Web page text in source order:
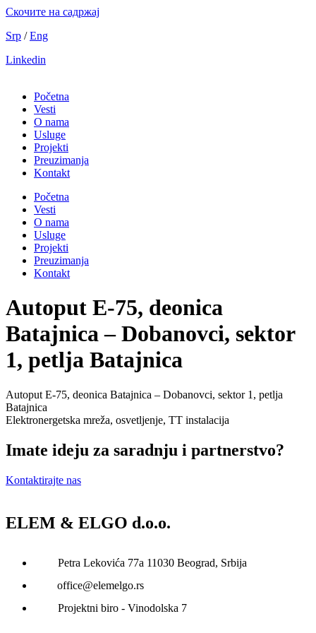
Скочите на садржај
Srp /Eng
Linkedin
Početna
Vesti
O nama
Usluge
Projekti
Preuzimanja
Kontakt
Početna
Vesti
O nama
Usluge
Projekti
Preuzimanja
Kontakt
Autoput E-75, deonica
Batajnica – Dobanovci, sektor
1, petlja Batajnica
Autoput E-75, deonica Batajnica – Dobanovci, sektor 1, petlja
Batajnica
Elektronergetska mreža, osvetljenje, TT instalacija
Imate ideju za saradnju i partnerstvo?
Kontaktirajte nas
ELEM & ELGO d.o.o.
Petra Lekovića 77а 11030 Beograd, Srbija
office@elemelgo.rs
Projektni biro - Vinodolska 7